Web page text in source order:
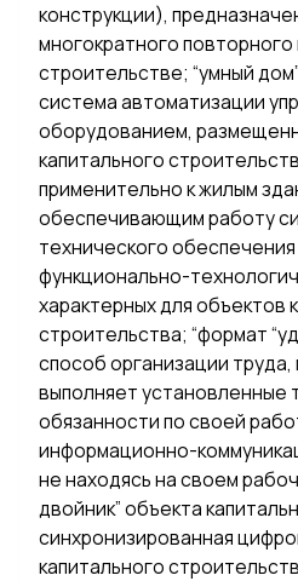
конструкции),
многократного
строительстве; “умный
система автоматизации
оборудованием,
капитального
применительно к жилым
обеспечивающим работу
технического обеспечения
функционально-
характерных для объектов
строительства; “формат
способ организации
выполняет установленные
обязанности по своей
информационно-
не находясь на своем
двойник” объекта
синхронизированная
капитального